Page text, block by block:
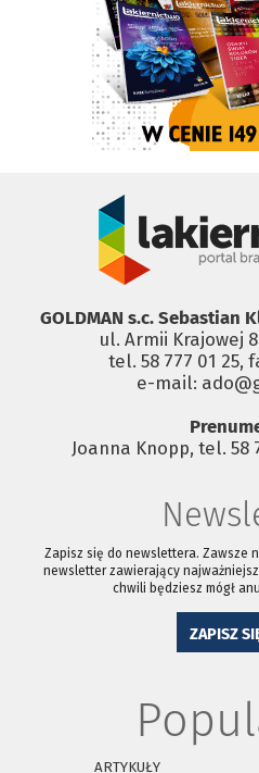
GOLDMAN s.c. Sebastian
ul. Armii Krajowej
tel. 58 777 01 25,
e-mail:
Joanna Knopp, tel. 58
Zapisz się do newslettera. Zawsze
newsletter zawierający
chwili będziesz mógł
ZAPISZ
ARTYKUŁY